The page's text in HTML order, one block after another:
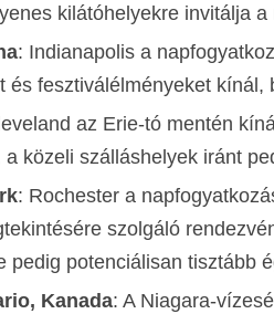
kilátóhelyekre invitálja a
: Indianapolis a
és fesztiválélményeket
az Erie-tó mentén
közeli szálláshelyek iránt
: Rochester a
szolgáló
pedig potenciálisan tisztább
Kanada: A Niagara-